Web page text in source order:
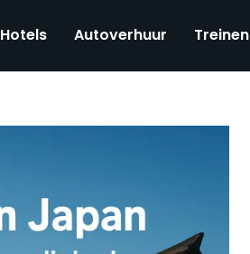
Hotels Autoverhuur Treinen